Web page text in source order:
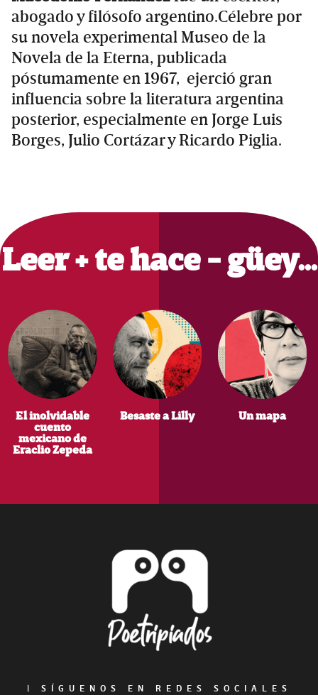
abogado y filósofo argentino.​Célebre por
su novela experimental Museo de la
Novela de la Eterna, publicada
póstumamente en 1967, ​​ ejerció gran
influencia sobre la literatura argentina
posterior, especialmente en Jorge Luis
Borges, Julio Cortázar y Ricardo Piglia.​
Primary
Sidebar
Leer + te hace - güey…
El inolvidable
cuento
mexicano de
Eraclio Zepeda
Besaste a Lilly Un mapa
| SÍGUENOS EN REDES SOCIALES